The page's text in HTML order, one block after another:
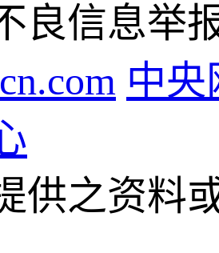
良信息举
中
供之资料